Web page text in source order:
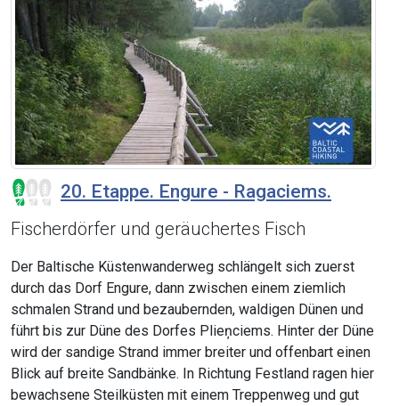
20. Etappe. Engure - Ragaciems.
Fischerdörfer und geräuchertes Fisch
Der Baltische Küstenwanderweg schlängelt sich zuerst
durch das Dorf Engure, dann zwischen einem ziemlich
schmalen Strand und bezaubernden, waldigen Dünen und
führt bis zur Düne des Dorfes Plieņciems. Hinter der Düne
wird der sandige Strand immer breiter und offenbart einen
Blick auf breite Sandbänke. In Richtung Festland ragen hier
bewachsene Steilküsten mit einem Treppenweg und gut